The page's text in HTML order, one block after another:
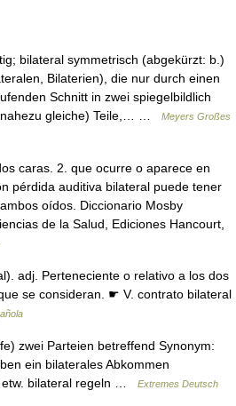
bilateral symmetrisch (abgekürzt: b.)
Bilaterien), die nur durch einen
Schnitt in zwei spiegelbildlich
nahezu gleiche) Teile,… …
Meyers Großes
caras. 2. que ocurre o aparece en
pérdida auditiva bilateral puede tener
oídos. Diccionario Mosby
de la Salud, Ediciones Hancourt,
adj. Perteneciente o relativo a los dos
se consideran. ☛ V. contrato bilateral
zwei Parteien betreffend Synonym:
ein bilaterales Abkommen
etw. bilateral regeln …
Extremes Deutsch